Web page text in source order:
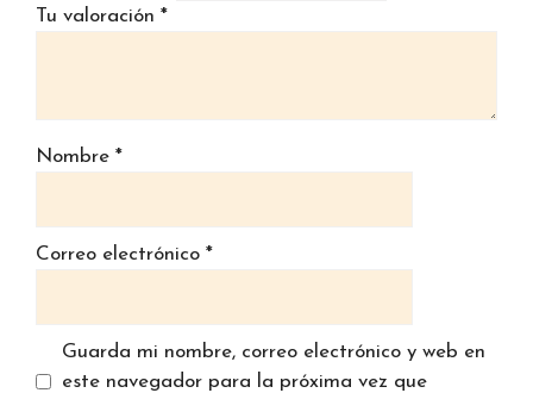
Tu valoración *
Nombre *
Correo electrónico *
Guarda mi nombre, correo electrónico y web en
este navegador para la próxima vez que